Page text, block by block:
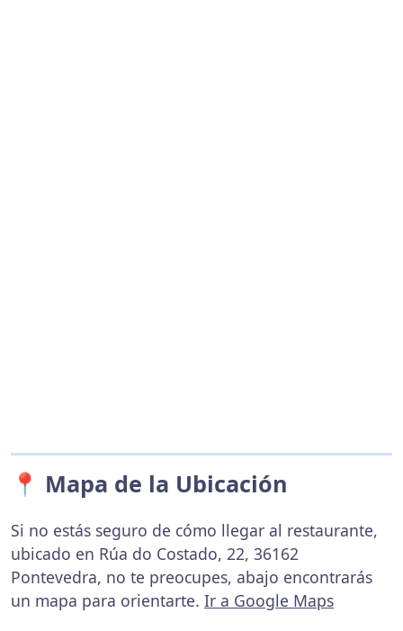
📍 Mapa de la Ubicación
Si no estás seguro de cómo llegar al restaurante,
ubicado en Rúa do Costado, 22, 36162
Pontevedra, no te preocupes, abajo encontrarás
un mapa para orientarte. Ir a Google Maps